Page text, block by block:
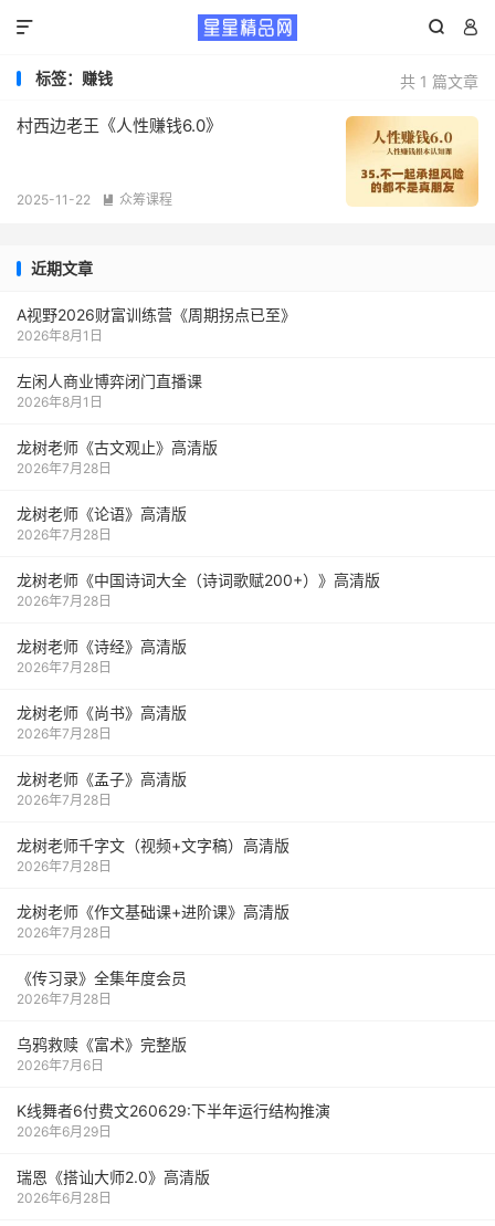
 

共 1 篇文章
标签：赚钱
村西边老王《人性赚钱6.0》
2025-11-22  众筹课程
近期文章
A视野2026财富训练营《周期拐点已至》
2026年8月1日
左闲人商业博弈闭门直播课
2026年8月1日
龙树老师《古文观止》高清版
2026年7月28日
龙树老师《论语》高清版
2026年7月28日
龙树老师《中国诗词大全（诗词歌赋200+）》高清版
2026年7月28日
龙树老师《诗经》高清版
2026年7月28日
龙树老师《尚书》高清版
2026年7月28日
龙树老师《孟子》高清版
2026年7月28日
龙树老师千字文（视频+文字稿）高清版
2026年7月28日
龙树老师《作文基础课+进阶课》高清版
2026年7月28日
《传习录》全集年度会员
2026年7月28日
乌鸦救赎《富术》完整版
2026年7月6日
K线舞者6付费文260629:下半年运行结构推演
2026年6月29日
瑞恩《搭讪大师2.0》高清版
2026年6月28日